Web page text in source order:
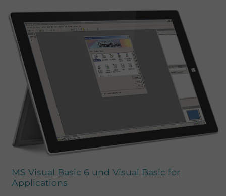
MS Visual Basic 6 und Visual Basic for
Applications